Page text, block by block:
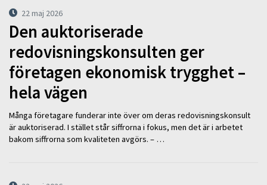
22 maj 2026
Den auktoriserade
redovisningskonsulten ger
företagen ekonomisk trygghet –
hela vägen
Många företagare funderar inte över om deras redovisningskonsult
är auktoriserad. I stället står siffrorna i fokus, men det är i arbetet
bakom siffrorna som kvaliteten avgörs. – …